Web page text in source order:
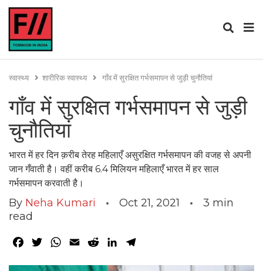
स्वास्थ्य शारीरिक स्वास्थ्य गाँव में सुरक्षित गर्भसमापन से जुड़ी चुनौतियां
गाँव में सुरक्षित गर्भसमापन से जुड़ी
चुनौतियां
भारत में हर दिन क़रीब तेरह महिलाएँ असुरक्षित गर्भसमापन की वजह से अपनी
जान गँवाती है। वहीं करीब 6.4 मिलियन महिलाएँ भारत में हर साल
गर्भसमापन करवाती है।
By Neha Kumari Oct 21, 2021 3 min
read
Facebook
TwitterWhatsApp
Email RedditLinkedIn